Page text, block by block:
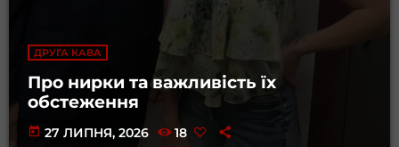
ДРУГА КАВА
Про нирки та важливість їх
обстеження
today 27 ЛИПНЯ, 2026 18